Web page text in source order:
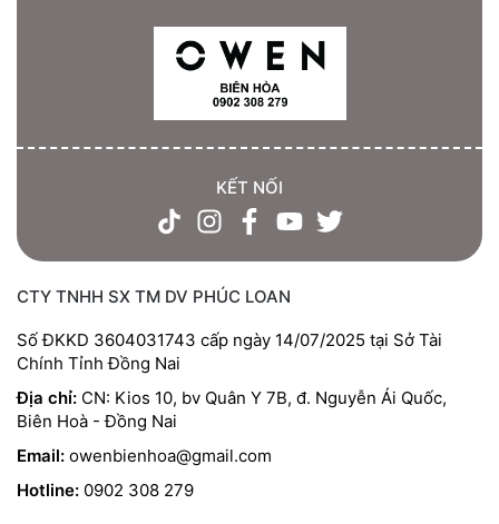
KẾT NỐI
CTY TNHH SX TM DV PHÚC LOAN
Số ĐKKD 3604031743 cấp ngày 14/07/2025 tại Sở Tài
Chính Tỉnh Đồng Nai
Địa chỉ: CN: Kios 10, bv Quân Y 7B, đ. Nguyễn Ái Quốc,
Biên Hoà - Đồng Nai
Email: owenbienhoa@gmail.com
Hotline: 0902 308 279